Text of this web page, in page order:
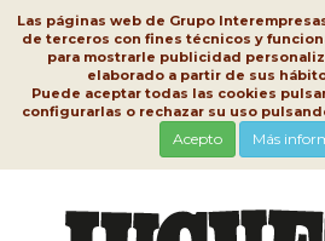
Las páginas web de Grupo
de terceros con fines técnicos y
para mostrarle publicidad
elaborado a partir de sus
Puede aceptar todas las cookies
configurarlas o rechazar su uso pulsando
Acepto Más